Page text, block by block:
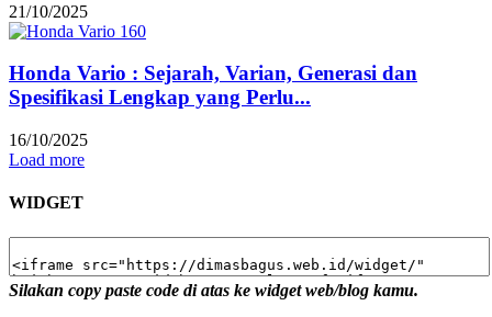
21/10/2025
Honda Vario : Sejarah, Varian, Generasi dan
Spesifikasi Lengkap yang Perlu...
16/10/2025
Load more
WIDGET
Silakan copy paste code di atas ke widget web/blog kamu.